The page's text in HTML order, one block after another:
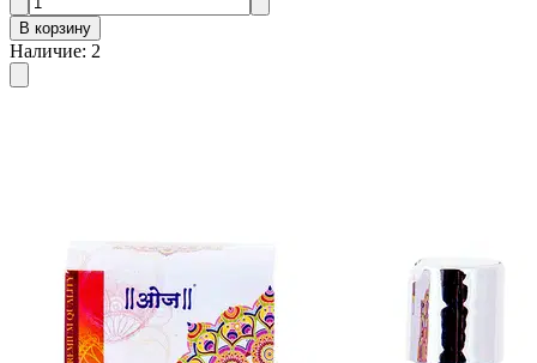
В корзину
Наличие: 2